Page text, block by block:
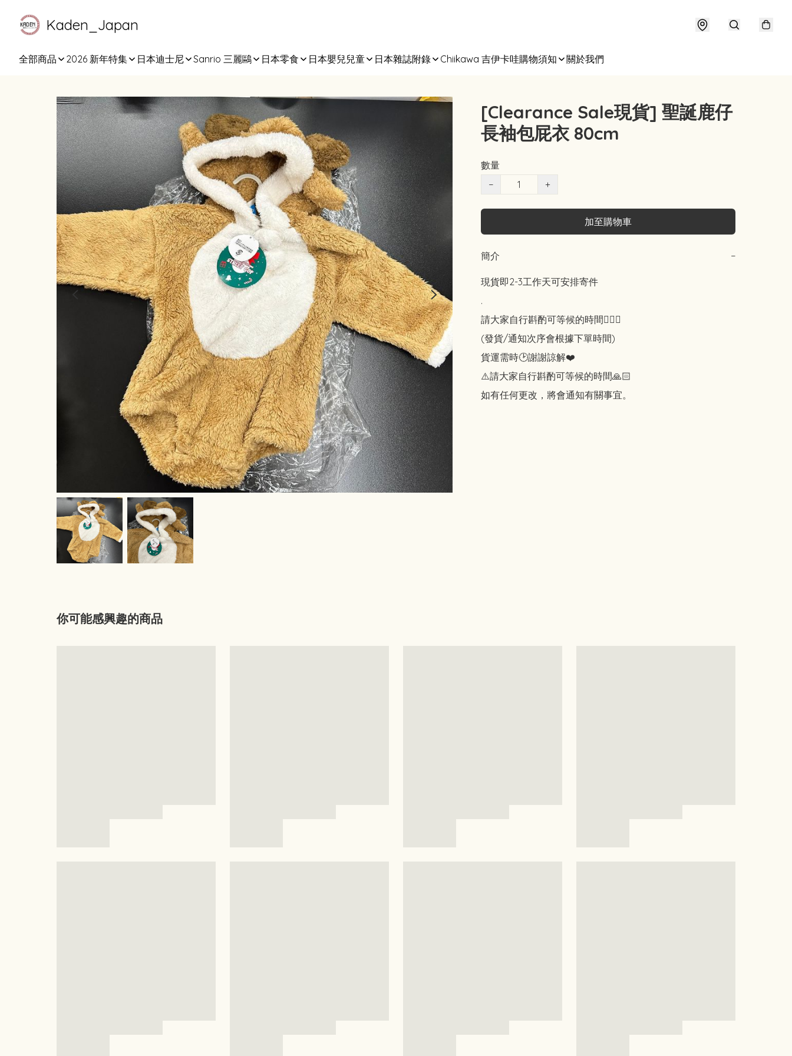
Kaden_Japan
全部商品 2026 新年特集 日本迪士尼 Sanrio 三麗鷗 日本零食 日本嬰兒兒童 日本雜誌附錄 Chiikawa 吉伊卡哇購物須知 關於我們
[Clearance Sale現貨] 聖誕鹿仔
長袖包屁衣 80cm
數量
−
+
加至購物車
簡介 −
現貨即2-3工作天可安排寄件
.
請大家自行斟酌可等候的時間🙇🏻‍♀️
(發貨/通知次序會根據下單時間)
貨運需時🕑謝謝諒解❤️
⚠️請大家自行斟酌可等候的時間🙏🏻
如有任何更改，將會通知有關事宜。
你可能感興趣的商品